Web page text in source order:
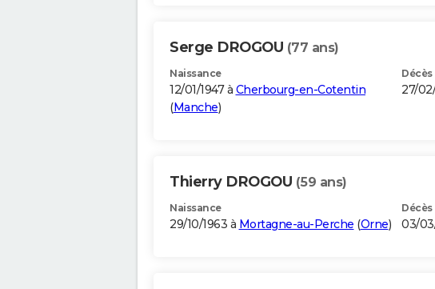
Serge DROGOU (77 ans)
Naissance
12/01/1947 à Cherbourg-en-Cotentin
(Manche)
Décès
27/
Thierry DROGOU (59 ans)
Naissance
29/10/1963 à Mortagne-au-Perche (Orne)
Décès
03/